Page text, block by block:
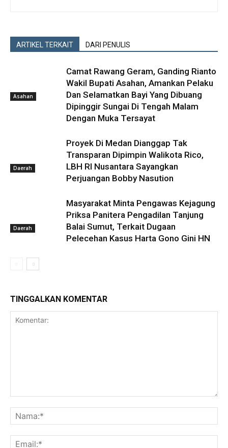
ARTIKEL TERKAIT DARI PENULIS
Asahan
Camat Rawang Geram, Ganding Rianto
Wakil Bupati Asahan, Amankan Pelaku
Dan Selamatkan Bayi Yang Dibuang
Dipinggir Sungai Di Tengah Malam
Dengan Muka Tersayat
Daerah
Proyek Di Medan Dianggap Tak
Transparan Dipimpin Walikota Rico,
LBH RI Nusantara Sayangkan
Perjuangan Bobby Nasution
Daerah
Masyarakat Minta Pengawas Kejagung
Priksa Panitera Pengadilan Tanjung
Balai Sumut, Terkait Dugaan
Pelecehan Kasus Harta Gono Gini HN
TINGGALKAN KOMENTAR